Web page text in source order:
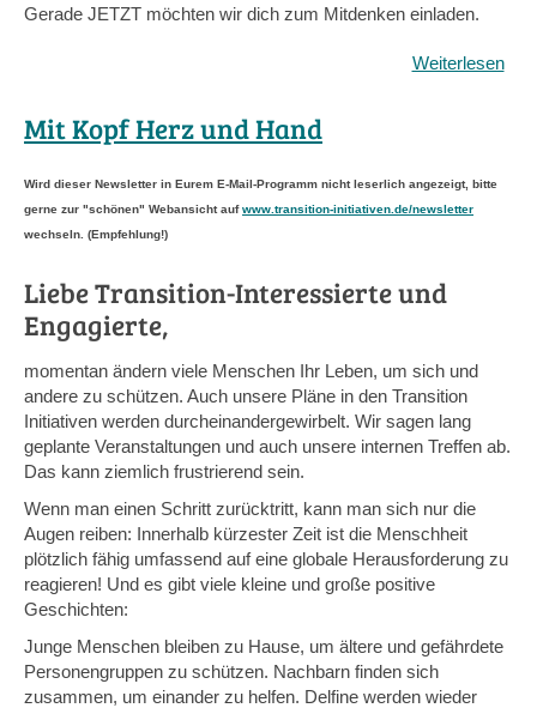
Gerade JETZT möchten wir dich zum Mitdenken einladen.
Weiterlesen
Mit Kopf Herz und Hand
Wird dieser Newsletter in Eurem E-Mail-Programm nicht leserlich angezeigt, bitte
gerne zur "schönen" Webansicht aufwww.transition-initiativen.de/newsletter
wechseln. (Empfehlung!)
Liebe Transition-Interessierte und
Engagierte,
momentan ändern viele Menschen Ihr Leben, um sich und
andere zu schützen. Auch unsere Pläne in den Transition
Initiativen werden durcheinandergewirbelt. Wir sagen lang
geplante Veranstaltungen und auch unsere internen Treffen ab.
Das kann ziemlich frustrierend sein.
Wenn man einen Schritt zurücktritt, kann man sich nur die
Augen reiben: Innerhalb kürzester Zeit ist die Menschheit
plötzlich fähig umfassend auf eine globale Herausforderung zu
reagieren! Und es gibt viele kleine und große positive
Geschichten:
Junge Menschen bleiben zu Hause, um ältere und gefährdete
Personengruppen zu schützen. Nachbarn finden sich
zusammen, um einander zu helfen. Delfine werden wieder